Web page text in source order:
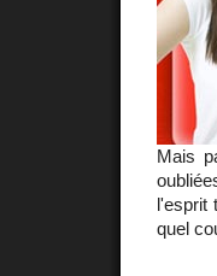
Mais
l'esprit
quel